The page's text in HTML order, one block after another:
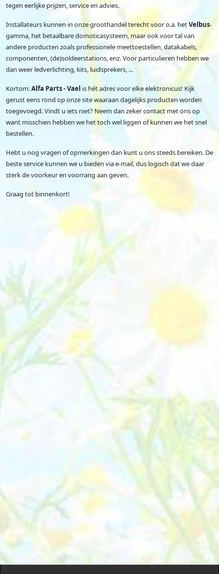
tegen eerlijke prijzen, service en advies.
Installateurs kunnen in onze groothandel terecht voor o.a. hetVelbus-
gamma, het betaalbare domoticasysteem, maar ook voor tal van
andere producten zoals professionele meettoestellen, datakabels,
componenten, (de)soldeerstations, enz. Voor particulieren hebben we
dan weer ledverlichting, kits, luidsprekers, ...
Kortom:Alfa Parts - Vael is hét adres voor elke elektronicus! Kijk
gerust eens rond op onze site waaraan dagelijks producten worden
toegevoegd. Vindt u iets niet? Neem dan zeker contact met ons op
want misschien hebben we het toch wel liggen of kunnen we het snel
bestellen.
Hebt u nog vragen of opmerkingen dan kunt u ons steeds bereiken. De
beste service kunnen we u bieden via e-mail, dus logisch dat we daar
sterk de voorkeur en voorrang aan geven.
Graag tot binnenkort!